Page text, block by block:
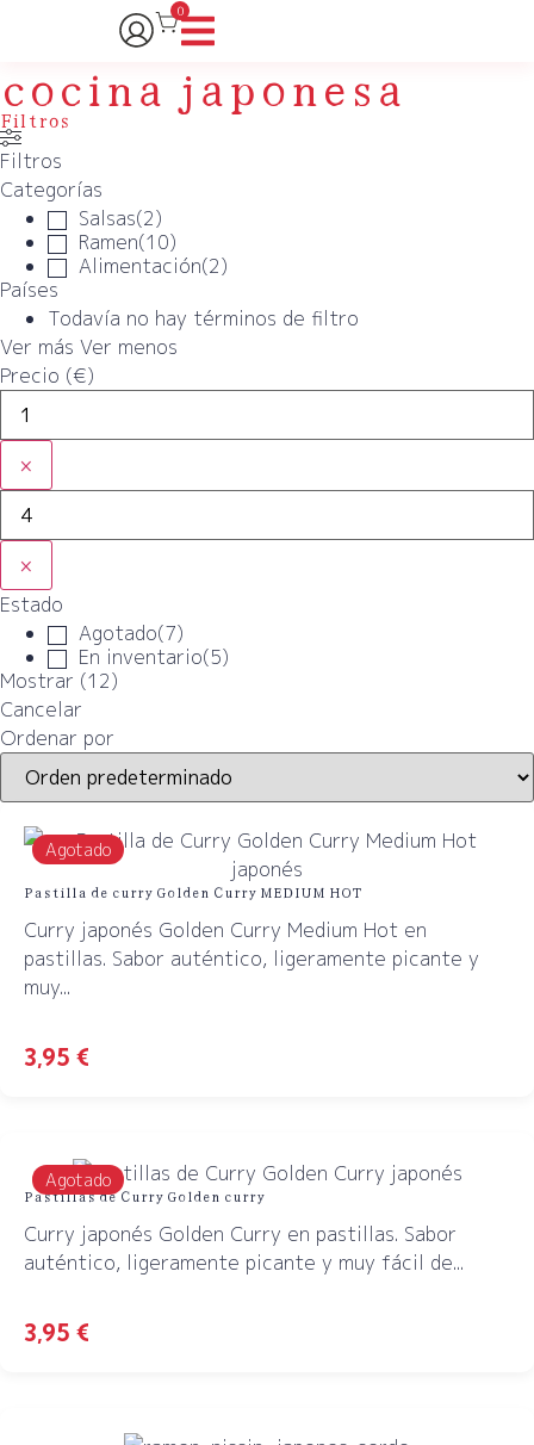
0
cocina japonesa
Filtros
Filtros
Categorías
Salsas(2)
Ramen(10)
Alimentación(2)
Países
Todavía no hay términos de filtro
Ver más Ver menos
Precio (€)
×
×
Estado
Agotado(7)
En inventario(5)
Mostrar (12)
Cancelar
Ordenar por
Agotado
Pastilla de curry Golden Curry MEDIUM HOT
Curry japonés Golden Curry Medium Hot en
pastillas. Sabor auténtico, ligeramente picante y
muy...
3,95 €
Agotado
Pastillas de Curry Golden curry
Curry japonés Golden Curry en pastillas. Sabor
auténtico, ligeramente picante y muy fácil de...
3,95 €